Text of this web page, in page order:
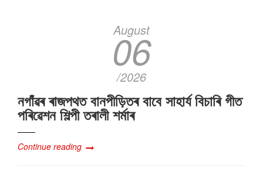
August
06
/2026
নগাঁৱৰ ৰাজপথত বানপীড়িতৰ বাবে সাহাৰ্য বিচাৰি গীত
পৰিৱেশন শিল্পী তৰালী শৰ্মাৰ
Continue reading